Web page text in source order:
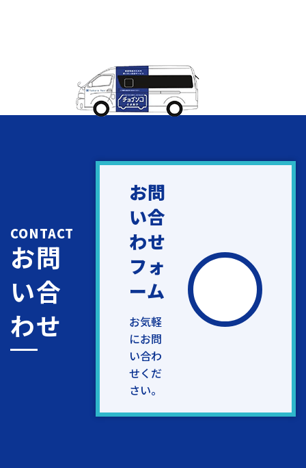
CONTACT
お問
い合
わせ
お問
い合
わせ
フォ
ーム
お気軽
にお問
い合わ
せくだ
さい。